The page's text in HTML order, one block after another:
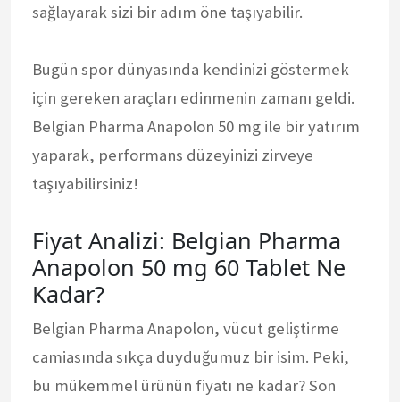
sağlayarak sizi bir adım öne taşıyabilir.
Bugün spor dünyasında kendinizi göstermek
için gereken araçları edinmenin zamanı geldi.
Belgian Pharma Anapolon 50 mg ile bir yatırım
yaparak, performans düzeyinizi zirveye
taşıyabilirsiniz!
Fiyat Analizi: Belgian Pharma
Anapolon 50 mg 60 Tablet Ne
Kadar?
Belgian Pharma Anapolon, vücut geliştirme
camiasında sıkça duyduğumuz bir isim. Peki,
bu mükemmel ürünün fiyatı ne kadar? Son